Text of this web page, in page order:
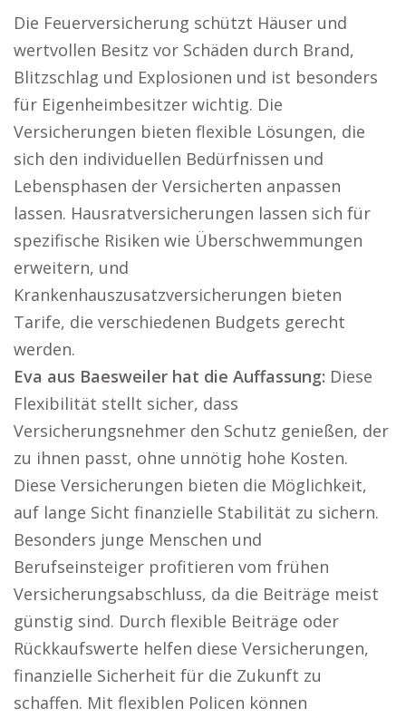
Die Feuerversicherung schützt Häuser und
wertvollen Besitz vor Schäden durch Brand,
Blitzschlag und Explosionen und ist besonders
für Eigenheimbesitzer wichtig. Die
Versicherungen bieten flexible Lösungen, die
sich den individuellen Bedürfnissen und
Lebensphasen der Versicherten anpassen
lassen. Hausratversicherungen lassen sich für
spezifische Risiken wie Überschwemmungen
erweitern, und
Krankenhauszusatzversicherungen bieten
Tarife, die verschiedenen Budgets gerecht
werden.
Eva aus Baesweiler hat die Auffassung: Diese
Flexibilität stellt sicher, dass
Versicherungsnehmer den Schutz genießen, der
zu ihnen passt, ohne unnötig hohe Kosten.
Diese Versicherungen bieten die Möglichkeit,
auf lange Sicht finanzielle Stabilität zu sichern.
Besonders junge Menschen und
Berufseinsteiger profitieren vom frühen
Versicherungsabschluss, da die Beiträge meist
günstig sind. Durch flexible Beiträge oder
Rückkaufswerte helfen diese Versicherungen,
finanzielle Sicherheit für die Zukunft zu
schaffen. Mit flexiblen Policen können